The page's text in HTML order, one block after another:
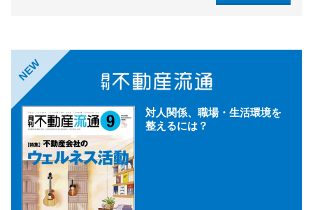
NEW
対人関係、職場・生活環境を
整えるには？